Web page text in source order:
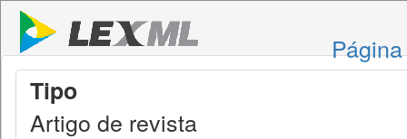
Tipo
Artigo de revista